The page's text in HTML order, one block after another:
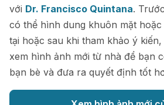
với Dr. Francisco Quintana.
có thể hình dung khuôn mặt
tại hoặc sau khi tham khảo ý
xem hình ảnh mới từ nhà để bạn
bạn bè và đưa ra quyết định tốt